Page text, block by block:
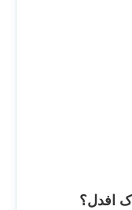
افدل؟